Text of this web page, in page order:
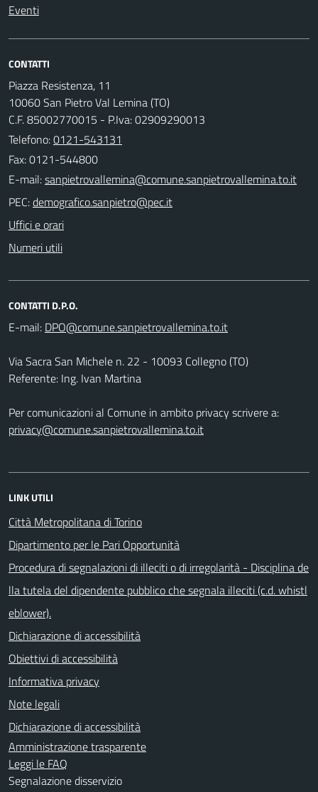
Eventi
CONTATTI
Piazza Resistenza, 11
10060 San Pietro Val Lemina (TO)
C.F. 85002770015 - P.Iva: 02909290013
Telefono:0121-543131
Fax: 0121-544800
E-mail:
PEC:
Uffici e orari
Numeri utili
CONTATTI D.P.O.
E-mail:
Via Sacra San Michele n. 22 - 10093 Collegno (TO)
Referente: Ing. Ivan Martina
Per comunicazioni al Comune in ambito privacy scrivere a:
privacy@comune.sanpietrovallemina.to.it
LINK UTILI
Città Metropolitana di Torino
Dipartimento per le Pari Opportunità
Procedura di segnalazioni di illeciti o di irregolarità - Disciplina de
lla tutela del dipendente pubblico che segnala illeciti (c.d. whistl
eblower).
Dichiarazione di accessibilità
Obiettivi di accessibilità
Informativa privacy
Note legali
Dichiarazione di accessibilità
Amministrazione trasparente
Leggi le FAQ
Segnalazione disservizio